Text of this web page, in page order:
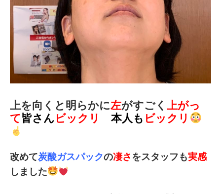
上を向くと明らかに左がすごく 上がっ
て皆さん ビックリ 本人も ビックリ
改めて炭酸ガスパックの凄さ をスタッフも実感
しました